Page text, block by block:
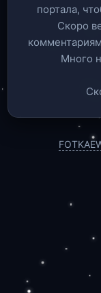
портала,
Скоро
Много